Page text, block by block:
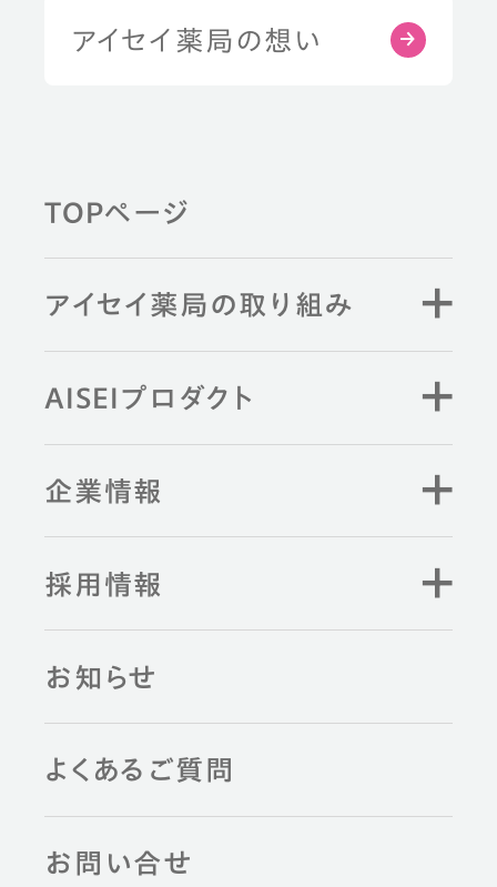
アイセイ薬局の想い
TOPページ
アイセイ薬局の取り組み
AISEIプロダクト
企業情報
採用情報
お知らせ
よくあるご質問
お問い合せ